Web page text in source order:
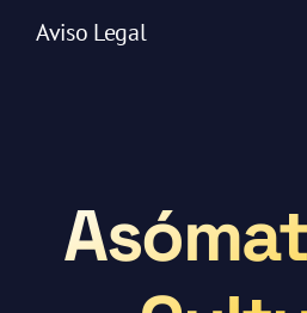
Aviso Legal